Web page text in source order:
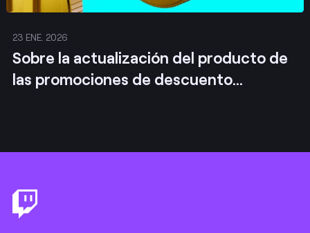
23 ENE. 2026
Sobre la actualización del producto de
las promociones de descuento